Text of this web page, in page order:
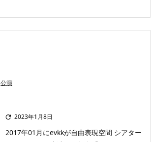
公演
 2023年1月8日
2017年01月にevkkが自由表現空間 シアター